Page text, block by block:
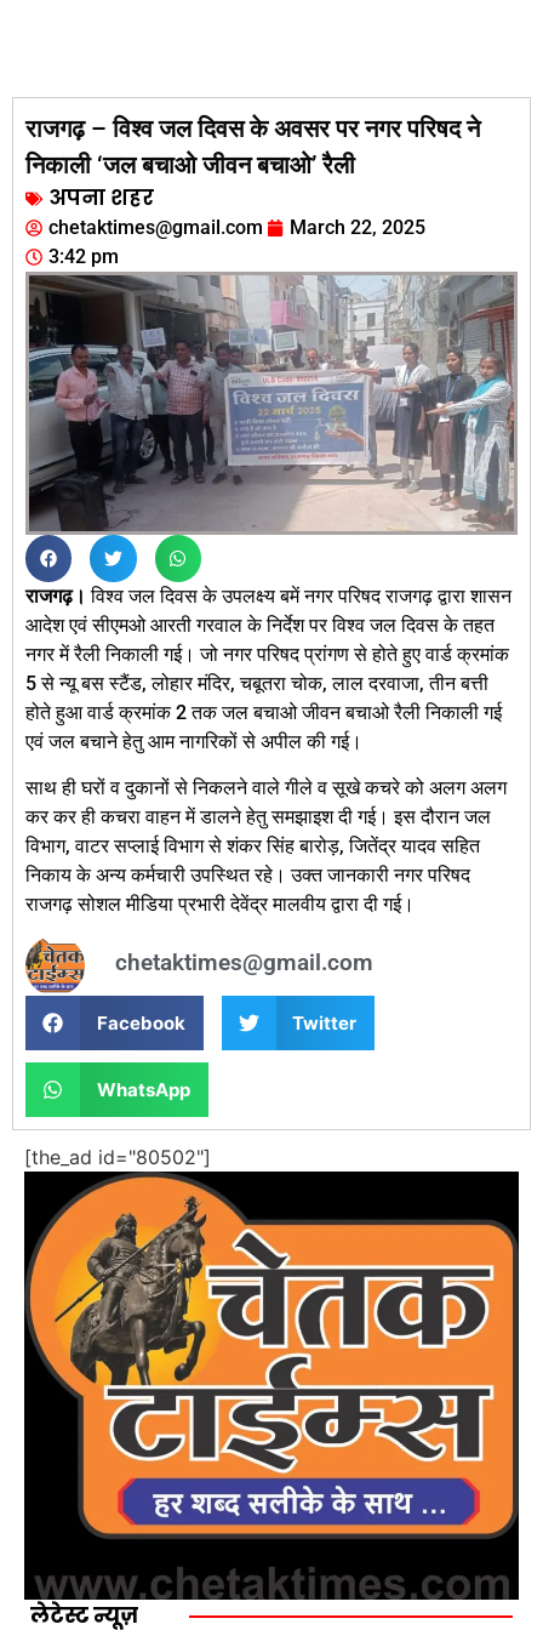
राजगढ़ – विश्व जल दिवस के अवसर पर नगर परिषद ने
निकाली ‘जल बचाओ जीवन बचाओ’ रैली
अपना शहर
chetaktimes@gmail.com
March 22, 2025
3:42 pm
राजगढ़। विश्व जल दिवस के उपलक्ष्य बमें नगर परिषद राजगढ़ द्वारा शासन
आदेश एवं सीएमओ आरती गरवाल के निर्देश पर विश्व जल दिवस के तहत
नगर में रैली निकाली गई। जो नगर परिषद प्रांगण से होते हुए वार्ड क्रमांक
5 से न्यू बस स्टैंड, लोहार मंदिर, चबूतरा चोक, लाल दरवाजा, तीन बत्ती
होते हुआ वार्ड क्रमांक 2 तक जल बचाओ जीवन बचाओ रैली निकाली गई
एवं जल बचाने हेतु आम नागरिकों से अपील की गई।
साथ ही घरों व दुकानों से निकलने वाले गीले व सूखे कचरे को अलग अलग
कर कर ही कचरा वाहन में डालने हेतु समझाइश दी गई। इस दौरान जल
विभाग, वाटर सप्लाई विभाग से शंकर सिंह बारोड़, जितेंद्र यादव सहित
निकाय के अन्य कर्मचारी उपस्थित रहे। उक्त जानकारी नगर परिषद
राजगढ़ सोशल मीडिया प्रभारी देवेंद्र मालवीय द्वारा दी गई।
chetaktimes@gmail.com
Facebook Twitter
WhatsApp
[the_ad id="80502"]
लेटेस्ट न्यूज़